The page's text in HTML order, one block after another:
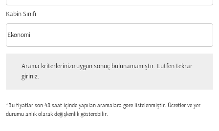
Kabin Sınıfı
Kabin Sınıfı option Ekonomi Selected
Ekonomi
keyboard_arrow_down
Arama kriterlerinize uygun sonuç bulunamamıştır. Lutfen tekrar
giriniz.
*Bu fiyatlar son 48 saat içinde yapılan aramalara gore listelenmiştir. Ücretler ve yer
durumu anlık olarak değişkenlik gösterebilir.